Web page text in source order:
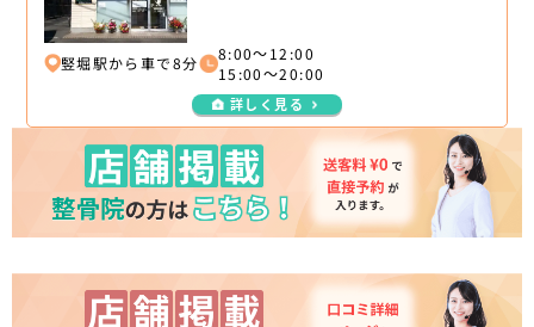
竪堀駅から車で8分
8:00～12:00
15:00～20:00
詳しく見る